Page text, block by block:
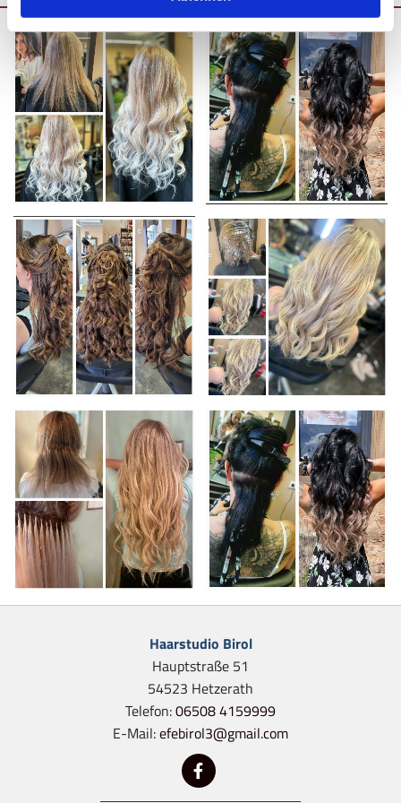
Haarstudio Birol
Hauptstraße 51
54523 Hetzerath
Telefon:06508 4159999
E-Mail:efebirol3@gmail.com